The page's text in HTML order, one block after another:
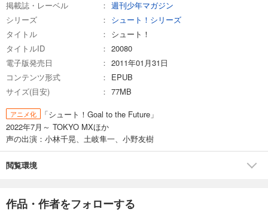
あらすじを表示する
シュート！（２６）
あらすじを表示する
シュート！（２７）
594円 (税込)
あらすじを表示する
掲載誌・レーベル
週刊少年マガジン
シリーズ
シュート！シリーズ
タイトル
シュート！
タイトルID
20080
電子版発売日
2011年01月31日
コンテンツ形式
EPUB
サイズ(目安)
77MB
アニメ化
「シュート！Goal to the Future」
2022年7月～ TOKYO MXほか
声の出演：小林千晃、土岐隼一、小野友樹
閲覧環境
作品・作者をフォローする